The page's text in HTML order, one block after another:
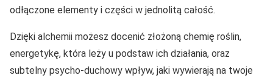
odłączone elementy i części w jednolitą całość.
Dzięki alchemii możesz docenić złożoną chemię roślin,
energetykę, która leży u podstaw ich działania, oraz
subtelny psycho-duchowy wpływ, jaki wywierają na twoje